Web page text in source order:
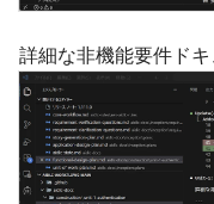
詳細な非機能要件ドキ